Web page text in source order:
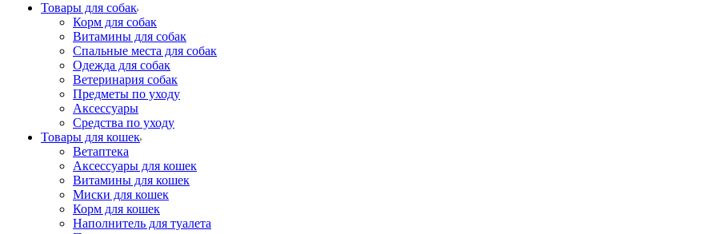
Товары для собак
Корм для собак
Витамины для собак
Спальные места для собак
Одежда для собак
Ветеринария собак
Предметы по уходу
Аксессуары
Средства по уходу
Товары для кошек
Ветаптека
Аксессуары для кошек
Витамины для кошек
Миски для кошек
Корм для кошек
Наполнитель для туалета